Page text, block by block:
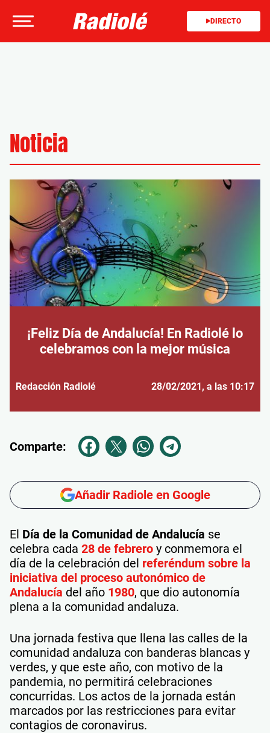
DIRECTO
Noticia
¡Feliz Día de Andalucía! En Radiolé lo
celebramos con la mejor música
Redacción Radiolé 28/02/2021, a las 10:17
Comparte:
Añadir Radiole en Google
El Día de la Comunidad de Andalucía se
celebra cada 28 de febrero y conmemora el
día de la celebración del referéndum sobre la
iniciativa del proceso autonómico de
Andalucía del año 1980, que dio autonomía
plena a la comunidad andaluza.
Una jornada festiva que llena las calles de la
comunidad andaluza con banderas blancas y
verdes, y que este año, con motivo de la
pandemia, no permitirá celebraciones
concurridas. Los actos de la jornada están
marcados por las restricciones para evitar
contagios de coronavirus.